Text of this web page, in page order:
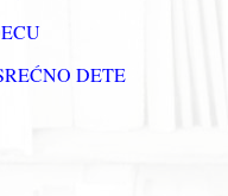
DETE